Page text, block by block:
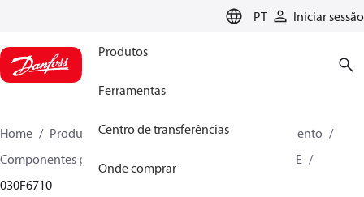
PT Iniciar sessão
Produtos
Ferramentas
Centro de transferências
Onde comprar
Home Produtos
Soluções climáticas para aquecimento
Componentes para queimadores
LE
030F6710